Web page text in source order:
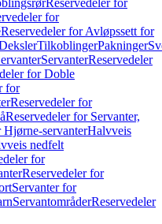
Reservedeler for
for
Reservedeler for Avløpssett for
TilkoblingerPakninger
ServanterReservedeler
for Doble
for
Reservedeler for
Reservedeler for Servanter,
Hjørne-servanterHalvveis
nedfelt
for
Reservedeler for
Servanter for
ServantområderReservedeler